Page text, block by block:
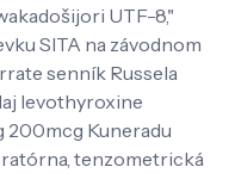
UTF-8,"
SITA na závodnom
senník Russela
levothyroxine
200mcg Kuneradu
tenzometrická